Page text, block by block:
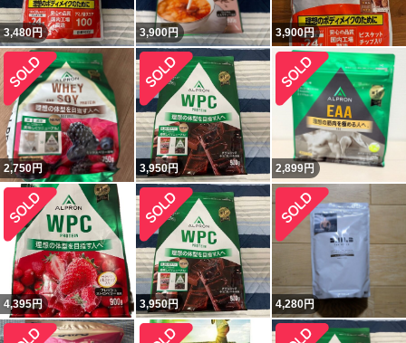
3,480円 3,900円 3,900円
2,750円 3,950円 2,899円
4,395円 3,950円 4,280円